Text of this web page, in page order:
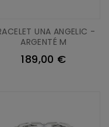
UNA ANGELIC -
ARGENTÉ M
189,00 €